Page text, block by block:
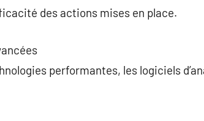
des actions mises en place.
performantes, les logiciels